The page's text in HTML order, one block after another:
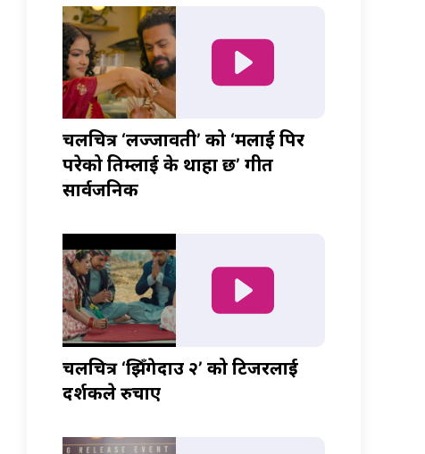
चलचित्र ‘लज्जावती’ को ‘मलाई पिर
परेको तिम्लाई के थाहा छ’ गीत
सार्वजनिक
चलचित्र ‘झिँगेदाउ २’ को टिजरलाई
दर्शकले रुचाए